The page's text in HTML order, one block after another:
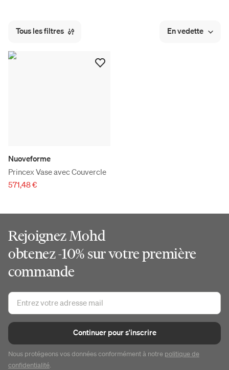
Tous les filtres En vedette
Nuoveforme
Princex Vase avec Couvercle
571,48 €
Rejoignez Mohd
obtenez -10% sur votre première
commande
Continuer pour s'inscrire
Nous protégeons vos données conformément à notre politique de
confidentialité.